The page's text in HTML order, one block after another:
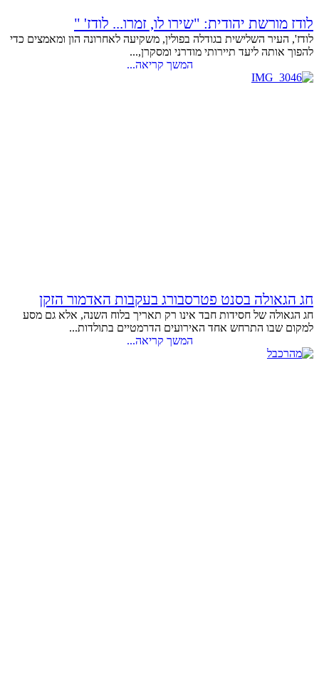
לודז מורשת יהודית: "שירו לו, זמרו... לודז' "
לודז', העיר השלישית בגודלה בפולין, משקיעה לאחרונה הון ומאמצים כדי
להפוך אותה ליעד תיירותי מודרני ומסקרן,...
המשך קריאה...
חג הגאולה בסנט פטרסבורג בעקבות האדמור הזקן
חג הגאולה של חסידות חבד אינו רק תאריך בלוח השנה, אלא גם מסע
למקום שבו התרחש אחד האירועים הדרמטיים בתולדות...
המשך קריאה...